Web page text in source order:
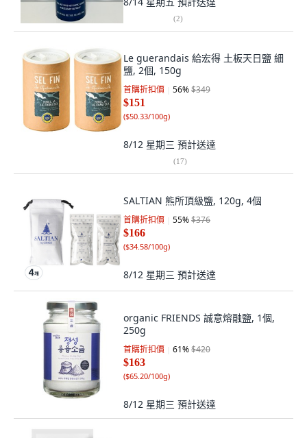
(2)
Le guerandais 給宏得 土板天日鹽 細
鹽, 2個, 150g
首購折扣價 56%$349
$151
($50.33/100g)
8/12 星期三 預計送達
(17)
SALTIAN 熊所頂級鹽, 120g, 4個
首購折扣價 55%$376
$166
($34.58/100g)
8/12 星期三 預計送達
organic FRIENDS 誠意熔融鹽, 1個,
250g
首購折扣價 61%$420
$163
($65.20/100g)
8/12 星期三 預計送達